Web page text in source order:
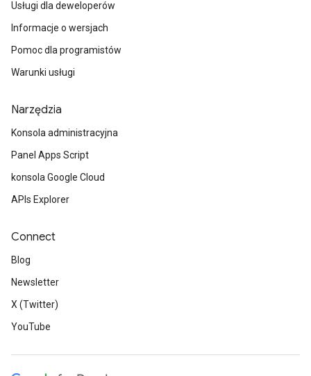
Usługi dla deweloperów
Informacje o wersjach
Pomoc dla programistów
Warunki usługi
Narzędzia
Konsola administracyjna
Panel Apps Script
konsola Google Cloud
APIs Explorer
Connect
Blog
Newsletter
X (Twitter)
YouTube